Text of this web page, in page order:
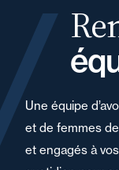
Une équipe
et de femmes
et engagés à